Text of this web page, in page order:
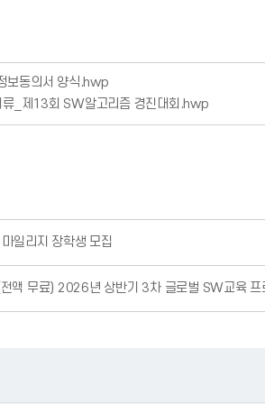
보동의서 양식.hwp
류_제13회 SW알고리즘 경진대회.hwp
일리지 장학생 모집
액 무료) 2026년 상반기 3차 글로벌 SW교육 프